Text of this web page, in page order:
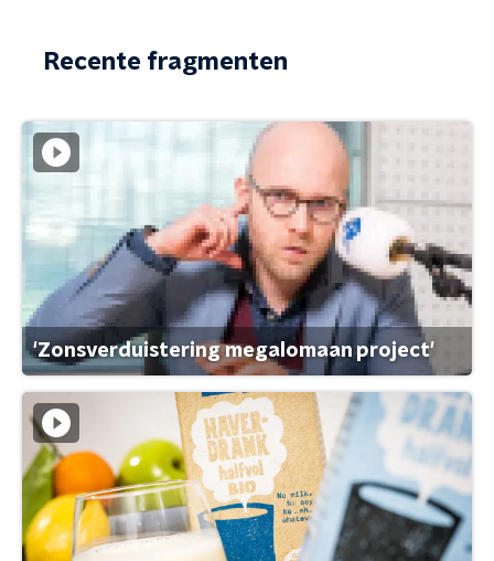
Recente fragmenten
'Zonsverduistering megalomaan project'